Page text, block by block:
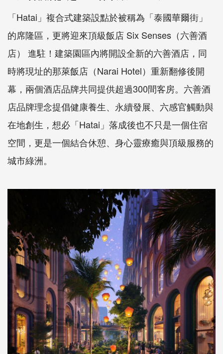
「Hatai」複合式建築設點於被稱為「泰國華爾街」
的席隆區，更將迎來頂級飯店 Six Senses（六善酒
店） 進駐！建築園區內將開設全新的六善酒店，同
時將現址的那萊飯店（Narai Hotel）重新翻修後開
幕，兩個酒店品牌共同提供超過300間客房。六善酒
店品牌理念提倡健康養生、永續發展、六感官觸動與
在地創生，想必「Hatai」落成後也不只是一個住宿
空間，更是一個結合休憩、身心靈療癒與頂級服務的
城市綠洲。